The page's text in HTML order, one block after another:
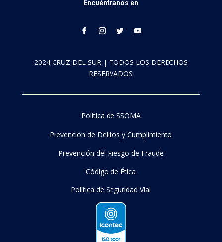
Encuéntranos en
2024 CRUZ DEL SUR | TODOS LOS DERECHOS
RESERVADOS
Política de SSOMA
Prevención de Delitos y Cumplimiento
Prevención del Riesgo de Fraude
Código de Ética
Política de Seguridad Vial